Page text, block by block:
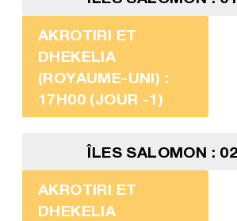
AKROTIRI ET
DHEKELIA
(ROYAUME-UNI) :
17H00 (JOUR -1)
ÎLES SALOMON :
AKROTIRI ET
DHEKELIA